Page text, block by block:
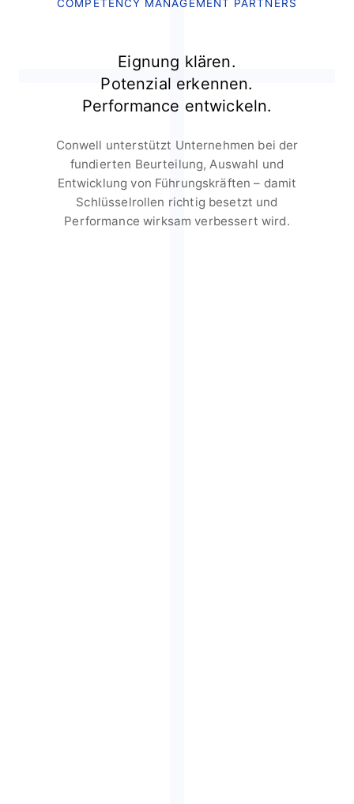
COMPETENCY MANAGEMENT PARTNERS
Eignung klären.
Potenzial erkennen.
Performance entwickeln.
Conwell unterstützt Unternehmen bei der
fundierten Beurteilung, Auswahl und
Entwicklung von Führungskräften – damit
Schlüsselrollen richtig besetzt und
Performance wirksam verbessert wird.